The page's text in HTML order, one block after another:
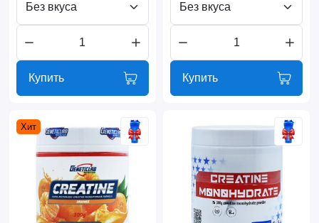
Без вкуса
Купить
Без вкуса
Купить
Хит